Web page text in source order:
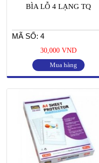
BÌA LỖ 4 LẠNG TQ
MÃ SỐ: 4
30,000 VND
Mua hàng